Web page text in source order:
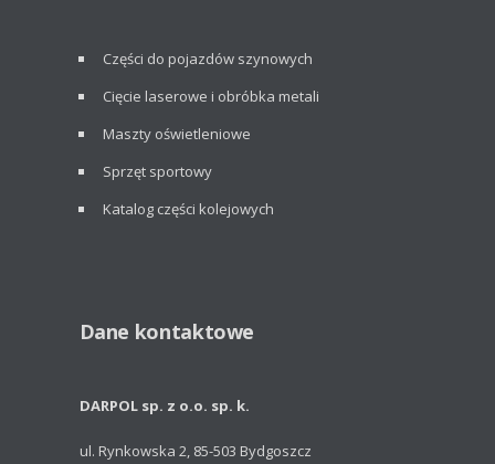
Części do pojazdów szynowych
Cięcie laserowe i obróbka metali
Maszty oświetleniowe
Sprzęt sportowy
Katalog części kolejowych
Dane kontaktowe
DARPOL sp. z o.o. sp. k.
ul. Rynkowska 2, 85-503 Bydgoszcz